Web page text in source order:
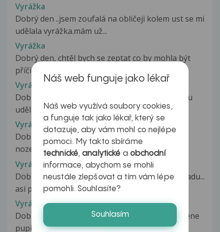
Vyrážka
Dobrý den ..jsem zoufalá na obličeji kolem ust se mi
udělala vyrážka.mám už...
Vyrážka
Dobrý den, chtěl bych se zeptat co by mohla být
příčina těchhle vředů. Vředy...
Vyrážka
Dobrý den, zhruba před týdnem se mi na penisu
udělal tento “pupínek”. Podle...
Vyrážka
Dobrý den, zhruba dva měsíce mám vyrážku na
noze. Začalo to puchýřem mezi malíčkem...
Vyrážka
Dobry den p. Doktorko, dovolte mi pozadat o radu...
asi pred tydnem se mi vytvorily...
Vyrážka
Dobry den, obevila se mi na ruce vyrazka.. cervene
pupinky, nektere s bilym...
Náš web funguje jako lékař
Náš web využívá soubory cookies,
a funguje tak jako lékař, který se
dotazuje, aby vám mohl co nejlépe
pomoci. My takto sbíráme
technické,analytické a obchodní
informace, abychom se mohli
neustále zlepšovat a tím vám lépe
pomohli. Souhlasíte?
Souhlasím